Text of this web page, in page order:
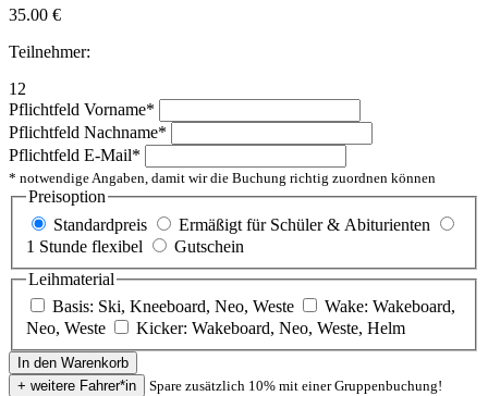
35.00 €
Teilnehmer:
12
Pflichtfeld Vorname*
Pflichtfeld Nachname*
Pflichtfeld E-Mail*
* notwendige Angaben, damit wir die Buchung richtig zuordnen können
Preisoption
Standardpreis
Ermäßigt für Schüler & Abiturienten
1 Stunde flexibel
Gutschein
Leihmaterial
Basis: Ski, Kneeboard, Neo, Weste
Wake: Wakeboard,
Neo, Weste
Kicker: Wakeboard, Neo, Weste, Helm
Spare zusätzlich 10% mit einer Gruppenbuchung!